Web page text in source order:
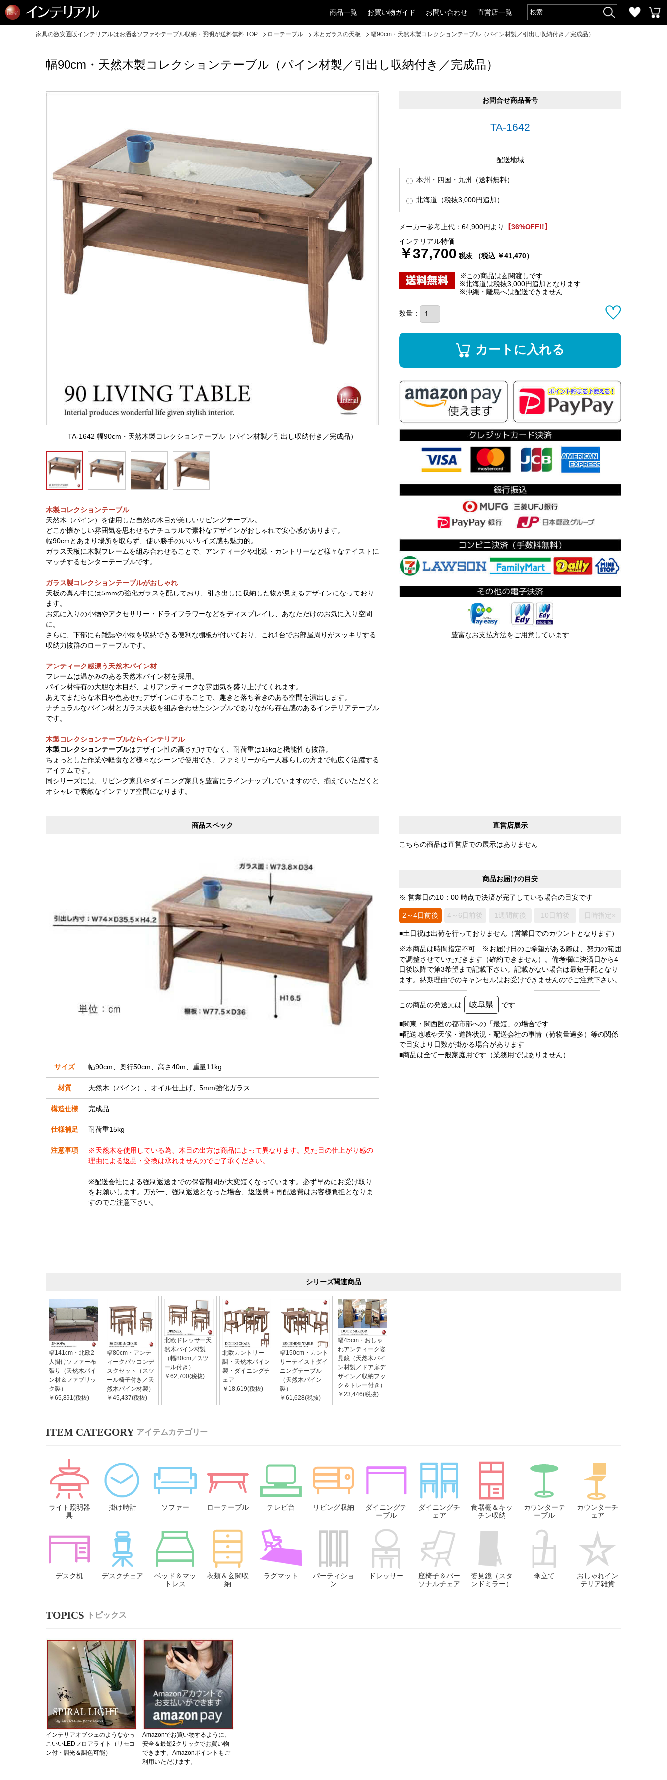
商品一覧 お買い物ガイド お問い合わせ 直営店一覧
家具の激安通販インテリアルはお洒落ソファやテーブル収納・照明が送料無料 TOP ローテーブル 木とガラスの天板 幅90cm・天然木製コレクションテーブル（パイン材製／引出し収納付き／完成品）
幅90cm・天然木製コレクションテーブル（パイン材製／引出し収納付き／完成品）
TA-1642 幅90cm・天然木製コレクションテーブル（パイン材製／引出し収納付き／完成品）
木製コレクションテーブル
天然木（パイン）を使用した自然の木目が美しいリビングテーブル。
どこか懐かしい雰囲気を思わせるナチュラルで素朴なデザインがおしゃれで安心感があります。
幅90cmとあまり場所を取らず、使い勝手のいいサイズ感も魅力的。
ガラス天板に木製フレームを組み合わせることで、アンティークや北欧・カントリーなど様々なテイストに
マッチするセンターテーブルです。
ガラス製コレクションテーブルがおしゃれ
天板の真ん中には5mmの強化ガラスを配しており、引き出しに収納した物が見えるデザインになっており
ます。
お気に入りの小物やアクセサリー・ドライフラワーなどをディスプレイし、あなただけのお気に入り空間
に。
さらに、下部にも雑誌や小物を収納できる便利な棚板が付いており、これ1台でお部屋周りがスッキリする
収納力抜群のローテーブルです。
アンティーク感漂う天然木パイン材
フレームは温かみのある天然木パイン材を採用。
パイン材特有の大胆な木目が、よりアンティークな雰囲気を盛り上げてくれます。
あえてまだらな木目や色あせたデザインにすることで、趣きと落ち着きのある空間を演出します。
ナチュラルなパイン材とガラス天板を組み合わせたシンプルでありながら存在感のあるインテリアテーブル
です。
木製コレクションテーブルならインテリアル
木製コレクションテーブルはデザイン性の高さだけでなく、耐荷重は15kgと機能性も抜群。
ちょっとした作業や軽食など様々なシーンで使用でき、ファミリーから一人暮らしの方まで幅広く活躍する
アイテムです。
同シリーズには、リビング家具やダイニング家具を豊富にラインナップしていますので、揃えていただくと
オシャレで素敵なインテリア空間になります。
お問合せ商品番号
TA-1642
配送地域
本州・四国・九州（送料無料）
北海道（税抜3,000円追加）
メーカー参考上代：64,900円より
【36%OFF!!】
インテリアル特価
￥37,700 税抜 （税込 ￥41,470）
※この商品は玄関渡しです
※北海道は税抜3,000円追加となります
※沖縄・離島へは配送できません
数量：
カートに入れる
豊富なお支払方法をご用意しています
直営店展示
こちらの商品は直営店での展示はありません
商品お届けの目安
※ 営業日の10：00 時点で決済が完了している場合の目安です
2～4日前後 4～6日前後 1週間前後 10日前後 日時指定×
■土日祝は出荷を行っておりません（営業日でのカウントとなります）
※本商品は時間指定不可 ※お届け日のご希望がある際は、努力の範囲
で調整させていただきます（確約できません）。備考欄に決済日から4
日後以降で第3希望まで記載下さい。記載がない場合は最短手配となり
ます。納期理由でのキャンセルはお受けできませんのでご注意下さい。
この商品の発送元は 岐阜県 です
■関東・関西圏の都市部への「最短」の場合です
■配送地域や天候・道路状況・配送会社の事情（荷物量過多）等の関係
で目安より日数が掛かる場合があります
■商品は全て一般家庭用です（業務用ではありません）
商品スペック
サイズ 幅90cm、奥行50cm、高さ40m、重量11kg
材質 天然木（パイン）、オイル仕上げ、5mm強化ガラス
構造仕様 完成品
仕様補足 耐荷重15kg
注意事項
※天然木を使用している為、木目の出方は商品によって異なります。見た目の仕上がり感の
理由による返品・交換は承れませんのでご了承ください。
※配送会社による強制返送までの保管期間が大変短くなっています。必ず早めにお受け取り
をお願いします。万が一、強制返送となった場合、返送費＋再配送費はお客様負担となりま
すのでご注意下さい。
シリーズ関連商品
幅141cm・北欧2
人掛けソファー布
張り（天然木パイ
ン材＆ファブリッ
ク製）
￥65,891(税抜)
幅80cm・アンテ
ィークパソコンデ
スクセット（スツ
ール椅子付き／天
然木パイン材製）
￥45,437(税抜)
北欧ドレッサー天
然木パイン材製
（幅80cm／スツ
ール付き）
￥62,700(税抜)
北欧カントリー
調・天然木パイン
製・ダイニングチ
ェア
￥18,619(税抜)
幅150cm・カント
リーテイストダイ
ニングテーブル
（天然木パイン
製）
￥61,628(税抜)
幅45cm・おしゃ
れアンティーク姿
見鏡（天然木パイ
ン材製／ドア扉デ
ザイン／収納フッ
ク＆トレー付き）
￥23,446(税抜)
アイテムカテゴリー
ライト照明器
具
掛け時計 ソファー ローテーブル テレビ台 リビング収納
ダイニングテ
ーブル
ダイニングチ
ェア
食器棚＆キッ
チン収納
カウンターテ
ーブル
カウンターチ
ェア
デスク机 デスクチェア
ベッド＆マッ
トレス
衣類＆玄関収
納
ラグマット
パーティショ
ン
ドレッサー
座椅子＆パー
ソナルチェア
姿見鏡（スタ
ンドミラー）
傘立て
おしゃれイン
テリア雑貨
トピックス
インテリアオブジェのようなかっ
こいいLEDフロアライト（リモコ
ン付・調光＆調色可能）
Amazonでお買い物するように、
安全＆最短2クリックでお買い物
できます。Amazonポイントもご
利用いただけます。